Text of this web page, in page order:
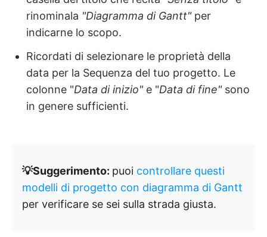
rinominala "Diagramma di Gantt"per
indicarne lo scopo.
Ricordati di selezionare le proprietà della
data per la Sequenza del tuo progetto. Le
colonne "Data di inizio"e "Data di fine"sono
in genere sufficienti.
💡Suggerimento: puoi controllare questi
modelli di progetto con diagramma di Gantt
per verificare se sei sulla strada giusta.